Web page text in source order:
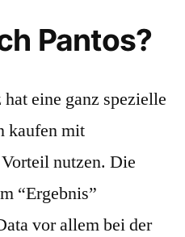
Pantos?
eine ganz spezielle
kaufen mit
nutzen. Die
“Ergebnis”
vor allem bei der